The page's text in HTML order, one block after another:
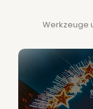
Werkzeuge